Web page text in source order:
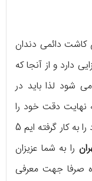
کاشت دائمی دندان
دارد و از آنجا که
شود لذا باید در
نهایت دقت خود را
به کار ببرید. در این مقاله ما تمام تلاش خود را به کار گرفته ایم 5
را به شما عزیزان
صرفا جهت معرفی